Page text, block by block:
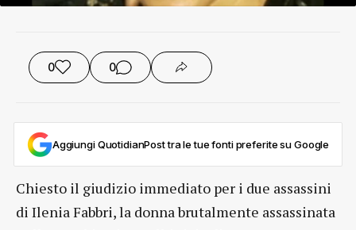
0 0
Aggiungi QuotidianPost tra le tue fonti preferite su Google
Chiesto il giudizio immediato per i due assassini
di Ilenia Fabbri, la donna brutalmente assassinata